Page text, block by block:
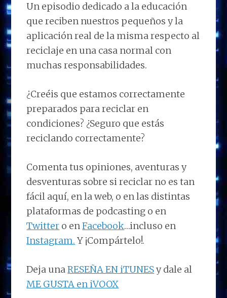
Un episodio dedicado a la educación
que reciben nuestros pequeños y la
aplicación real de la misma respecto al
reciclaje en una casa normal con
muchas responsabilidades.
¿Creéis que estamos correctamente
preparados para reciclar en
condiciones? ¿Seguro que estás
reciclando correctamente?
Comenta tus opiniones, aventuras y
desventuras sobre si reciclar no es tan
fácil aquí, en la web, o en las distintas
plataformas de podcasting o en
Twitter o enFacebook…incluso en
Instagram. Y ¡Compártelo!.
Deja unaRESEÑA EN iTUNESy dale al
ME GUSTA en iVOOX